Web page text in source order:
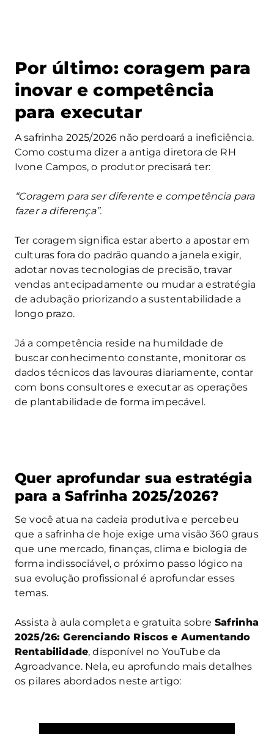
Por último: coragem para
inovar e competência
para executar
A safrinha 2025/2026 não perdoará a ineficiência.
Como costuma dizer a antiga diretora de RH
Ivone Campos, o produtor precisará ter:
“Coragem para ser diferente e competência para
fazer a diferença”.
Ter coragem significa estar aberto a apostar em
culturas fora do padrão quando a janela exigir,
adotar novas tecnologias de precisão, travar
vendas antecipadamente ou mudar a estratégia
de adubação priorizando a sustentabilidade a
longo prazo.
Já a competência reside na humildade de
buscar conhecimento constante, monitorar os
dados técnicos das lavouras diariamente, contar
com bons consultores e executar as operações
de plantabilidade de forma impecável.
Quer aprofundar sua estratégia
para a Safrinha 2025/2026?
Se você atua na cadeia produtiva e percebeu
que a safrinha de hoje exige uma visão 360 graus
que une mercado, finanças, clima e biologia de
forma indissociável, o próximo passo lógico na
sua evolução profissional é aprofundar esses
temas.
Assista à aula completa e gratuita sobre Safrinha
2025/26: Gerenciando Riscos e Aumentando
Rentabilidade, disponível no YouTube da
Agroadvance. Nela, eu aprofundo mais detalhes
os pilares abordados neste artigo: